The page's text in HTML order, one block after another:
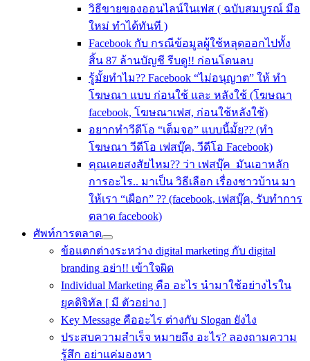
วิธีขายของออนไลน์ในเฟส ( ฉบับสมบูรณ์ มือ
ใหม่ ทำได้ทันที )
Facebook กับ กรณีข้อมูลผู้ใช้หลุดออกไปทั้ง
สิ้น 87 ล้านบัญชี รีบดู!! ก่อนโดนลบ
รู้มั้ยทำไม?? Facebook “ไม่อนุญาต” ให้ ทำ
โฆษณา แบบ ก่อนใช้ และ หลังใช้ (โฆษณา
facebook, โฆษณาเฟส, ก่อนใช้หลังใช้)
อยากทำวีดีโอ “เต็มจอ” แบบนี้มั้ย?? (ทำ
โฆษณา วีดีโอ เฟสบุ๊ค, วีดีโอ Facebook)
คุณเคยสงสัยไหม?? ว่า เฟสบุ๊ค มันเอาหลัก
การอะไร.. มาเป็น วิธีเลือก เรื่องชาวบ้าน มา
ให้เรา “เผือก” ?? (facebook, เฟสบุ๊ค, รับทำการ
ตลาด facebook)
ศัพท์การตลาด
ข้อแตกต่างระหว่าง digital marketing กับ digital
branding อย่า!! เข้าใจผิด
Individual Marketing คือ อะไร นำมาใช้อย่างไรใน
ยุคดิจิทัล [ มี ตัวอย่าง ]
Key Message คืออะไร ต่างกับ Slogan ยังไง
ประสบความสําเร็จ หมายถึง อะไร? ลองถามความ
รู้สึก อย่าแค่มองหา